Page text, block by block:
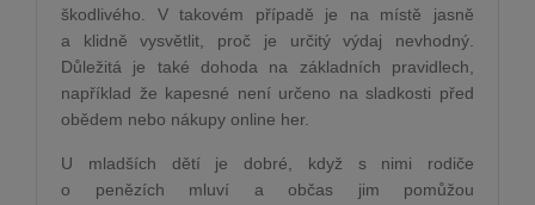
škodlivého. V takovém případě je na místě jasně
a klidně vysvětlit, proč je určitý výdaj nevhodný.
Důležitá je také dohoda na základních pravidlech,
například že kapesné není určeno na sladkosti před
obědem nebo nákupy online her.
U mladších dětí je dobré, když s nimi rodiče
o penězích mluví a občas jim pomůžou